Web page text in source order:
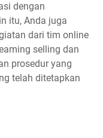
dengan
itu, Anda juga
dari tim online
selling dan
prosedur yang
telah ditetapkan